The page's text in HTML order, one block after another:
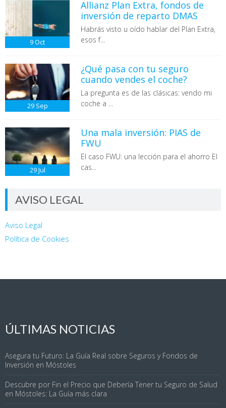
9Oct
Allianz Plan Extra, fondos de
inversión de reparto DMAS
Habrás visto u oído hablar del Plan Extra,
esos f...
29 Sep
¿Qué pasa con tu seguro
cuando vendes el coche?
La pregunta es de las clásicas: vendo mi
coche a ...
29Jul
Una mala inversión: PIAS de
FWU
El caso FWU: una lección para el ahorro El
cas...
AVISO LEGAL
Aviso Legal
Política de Cookies
ÚLTIMAS NOTICIAS
Asegura tu Futuro: La Guía Real sobre Seguros y Fondos de
Inversión en Móstoles
Descubre por Fin el Precio que Debería Tener tu Seguro de Salud
en Móstoles: La Guía más clara